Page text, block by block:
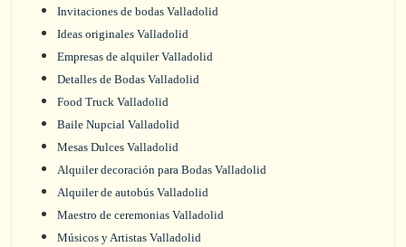
Invitaciones de bodas Valladolid
Ideas originales Valladolid
Empresas de alquiler Valladolid
Detalles de Bodas Valladolid
Food Truck Valladolid
Baile Nupcial Valladolid
Mesas Dulces Valladolid
Alquiler decoración para Bodas Valladolid
Alquiler de autobús Valladolid
Maestro de ceremonias Valladolid
Músicos y Artistas Valladolid